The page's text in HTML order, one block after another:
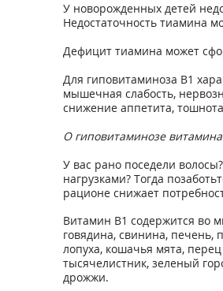
У новорожденных детей
Недостаточность тиамина
Дефицит тиамина может
Для гиповитаминоза В1
мышечная слабость,
снижение аппетита,
О гиповитаминозе
У вас рано поседели
нагрузками? Тогда
рационе снижает
Витамин В1 содержится во
говядина, свинина, печень,
лопуха, кошачья мята,
тысячелистник, зеленый
дрожжи.